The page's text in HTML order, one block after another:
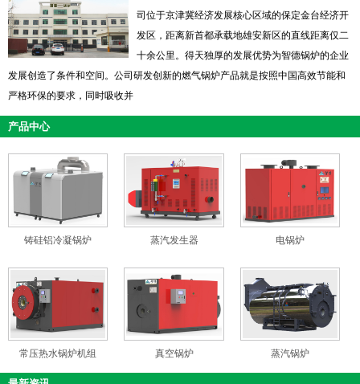
司位于京津冀经济发展核心区域的保定金台经济开
发区，距离新首都承载地雄安新区的直线距离仅二
十余公里。得天独厚的发展优势为智德锅炉的企业
发展创造了条件和空间。公司研发创新的燃气锅炉产品就是按照中国高效节能和
严格环保的要求，同时吸收并
产品中心
铸硅铝冷凝锅炉 蒸汽发生器 电锅炉
常压热水锅炉机组 真空锅炉 蒸汽锅炉